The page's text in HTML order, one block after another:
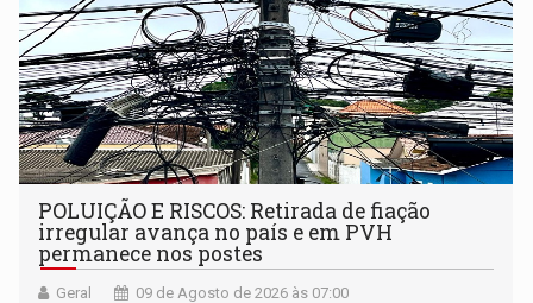
POLUIÇÃO E RISCOS: Retirada de fiação
irregular avança no país e em PVH
permanece nos postes
Geral 09 de Agosto de 2026 às 07:00